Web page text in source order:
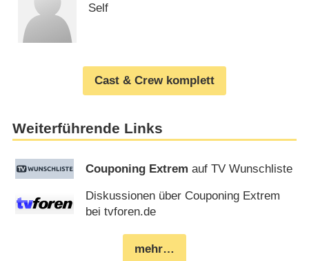
Self
Cast & Crew komplett
Weiterführende Links
Couponing Extrem auf TV Wunschliste
Diskussionen über Couponing Extrem
bei tvforen.de
mehr…